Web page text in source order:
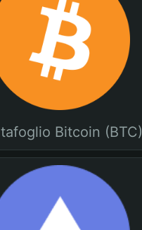
Bitcoin (BTC)